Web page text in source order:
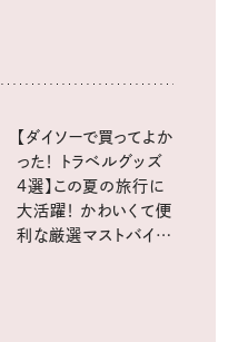
【ダイソーで買ってよか
った！ トラベルグッズ
4選】この夏の旅行に
大活躍！ かわいくて便
利な厳選マストバイア